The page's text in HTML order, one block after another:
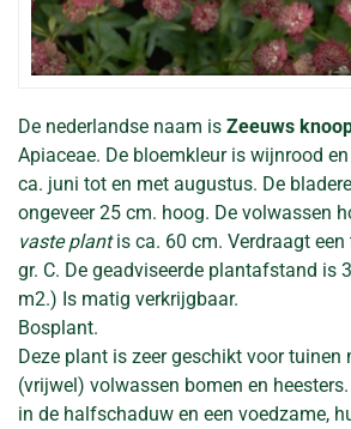
De nederlandse naam is Zeeuws
Apiaceae. De bloemkleur is wijnrood
ca. juni tot en met augustus. De
ongeveer 25 cm. hoog. De volwassen
vaste plantis ca. 60 cm. Verdraagt
gr. C. De geadviseerde plantafstand is
m2.) Is matig verkrijgbaar.
Bosplant.
Deze plant is zeer geschikt voor tuinen
(vrijwel) volwassen bomen en
in de halfschaduw en een voedzame,